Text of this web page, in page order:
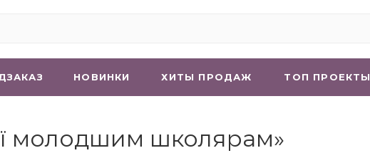
НОВИНКИ ХИТЫ ПРОДАЖ ТОП ПРОЕКТЫ
молодшим школярам»